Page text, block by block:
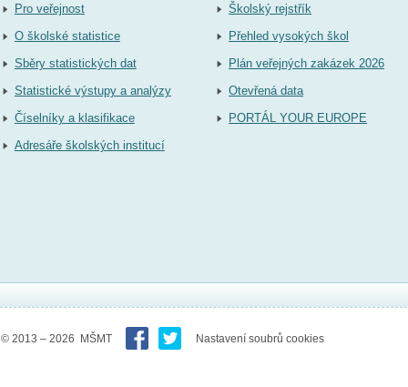
Pro veřejnost
O školské statistice
Sběry statistických dat
Statistické výstupy a analýzy
Číselníky a klasifikace
Adresáře školských institucí
Školský rejstřík
Přehled vysokých škol
Plán veřejných zakázek 2026
Otevřená data
PORTÁL YOUR EUROPE
© 2013 – 2026 MŠMT Nastavení soubrů cookies